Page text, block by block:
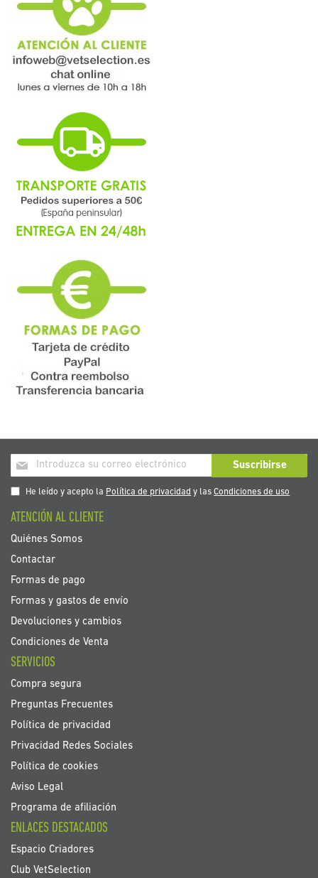
Inscríbase
a
nuestro
de
noticias:
Suscribirse
He leído y acepto la Política de privacidad y lasCondiciones de uso
ATENCIÓN AL CLIENTE
Quiénes Somos
Contactar
Formas de pago
Formas y gastos de envío
Devoluciones y cambios
Condiciones de Venta
SERVICIOS
Compra segura
Preguntas Frecuentes
Política de privacidad
Privacidad Redes Sociales
Política de cookies
Aviso Legal
Programa de afiliación
ENLACES DESTACADOS
Espacio Criadores
Club VetSelection